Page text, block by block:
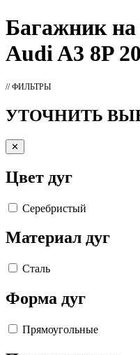
Багажникна
Audi A3 8P
// ФИЛЬТРЫ
УТОЧНИТЬ
✕
Цвет дуг
Серебристый
Материал дуг
Сталь
Форма дуг
Прямоугольные